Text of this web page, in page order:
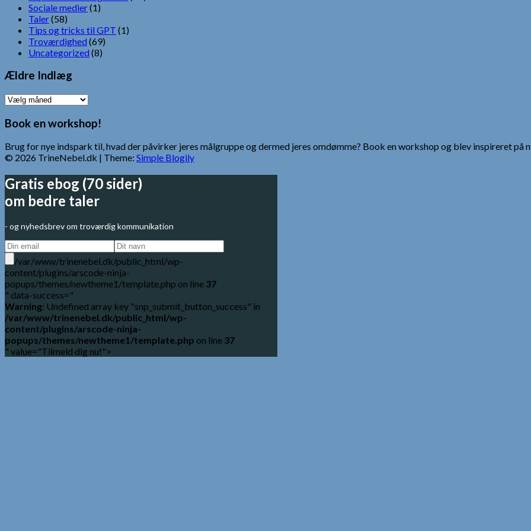
Sociale medier(1)
Taler(58)
Tips og tricks til GPT (1)
Troværdighed (69)
Uncategorized (8)
Ældre Indlæg
Ældre
Indlæg
Book en workshop!
Brug for nye indspark til, hvad der påvirker jeres målgruppe og dermed jeres omdømme? Book en workshop og blev inspireret på
© 2026 TrineNebel.dk | Theme: Simple Blogily
Gratis ebog (70 sider)
om bedre taler
- og nyhedsbrev om troværdig kommunikation
/var/www/trinenebel.dk/public_html/wp-
content/plugins/arscode-ninja-
popups/themes/newtheme1/template.php on line 37
" data-success="
Warning: Undefined array key "snp_submit_button_success" in
/var/www/trinenebel.dk/public_html/wp-
content/plugins/arscode-ninja-
popups/themes/newtheme1/template.php on line 37
" value="Tilmeld dig nu!">